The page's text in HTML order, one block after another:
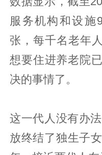
服务机构和设施
张，每千名老年
想要住进养老院
决的事情了。
这一代人没有办
放终结了独生子